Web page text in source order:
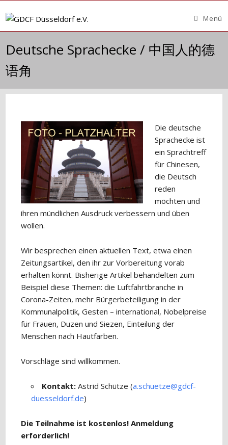
Inhalt
Menü
Deutsche Sprachecke / 中国人的德
语角
Die deutsche
Sprachecke ist
ein Sprachtreff
für Chinesen,
die Deutsch
reden
möchten und
ihren mündlichen Ausdruck verbessern und üben
wollen.
Wir besprechen einen aktuellen Text, etwa einen
Zeitungsartikel, den ihr zur Vorbereitung vorab
erhalten könnt. Bisherige Artikel behandelten zum
Beispiel diese Themen: die Luftfahrtbranche in
Corona-Zeiten, mehr Bürgerbeteiligung in der
Kommunalpolitik, Gesten – international, Nobelpreise
für Frauen, Duzen und Siezen, Einteilung der
Menschen nach Hautfarben.
Vorschläge sind willkommen.
Kontakt: Astrid Schütze (a.schuetze@gdcf-
duesseldorf.de)
Die Teilnahme ist kostenlos! Anmeldung
erforderlich!